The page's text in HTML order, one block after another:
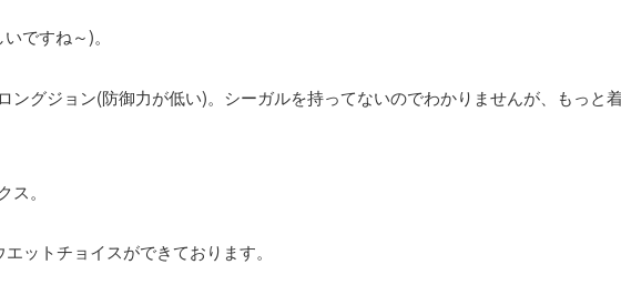
ですね～)。
グジョン(防御力が低い)。シーガルを持ってないのでわかりませんが、もっと
。
ットチョイスができております。